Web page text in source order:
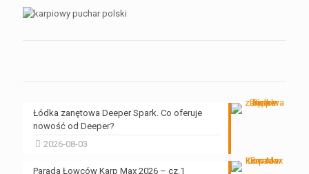
Łódka zanętowa Deeper Spark. Co oferuje
nowość od Deeper?
2026-08-03
Parada Łowców Karp Max 2026 – cz.1